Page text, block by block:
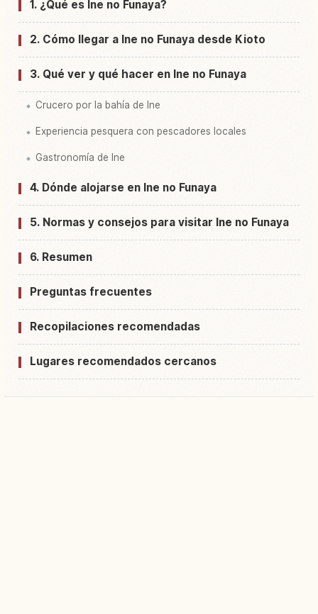
↗
1. ¿Qué es Ine no Funaya?
2. Cómo llegar a Ine no Funaya desde Kioto
3. Qué ver y qué hacer en Ine no Funaya
Crucero por la bahía de Ine
Experiencia pesquera con pescadores locales
Gastronomía de Ine
4. Dónde alojarse en Ine no Funaya
5. Normas y consejos para visitar Ine no Funaya
6. Resumen
Preguntas frecuentes
Recopilaciones recomendadas
Lugares recomendados cercanos